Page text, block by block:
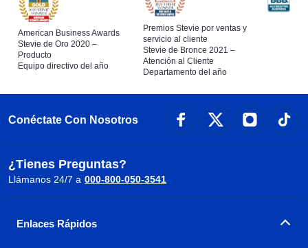
American Business Awards
Stevie de Oro 2020 –
Producto
Equipo directivo del año
Premios Stevie por ventas y
servicio al cliente
Stevie de Bronce 2021 –
Atención al Cliente
Departamento del año
Conéctate Con Nosotros
¿Tienes Preguntas?
Llámanos 24/7 a 000-800-050-3541
Enlaces Rápidos